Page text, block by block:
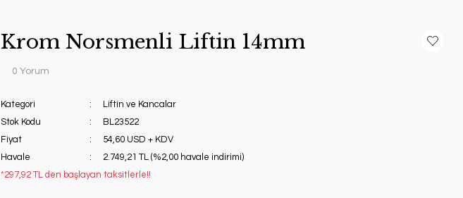
Krom Norsmenli Liftin 14mm
0 Yorum
Kategori
Liftin ve Kancalar
Stok Kodu
BL23522
Fiyat
54,60 USD + KDV
Havale
2.749,21 TL (%2,00 havale indirimi)
*297,92 TL den başlayan taksitlerle!!